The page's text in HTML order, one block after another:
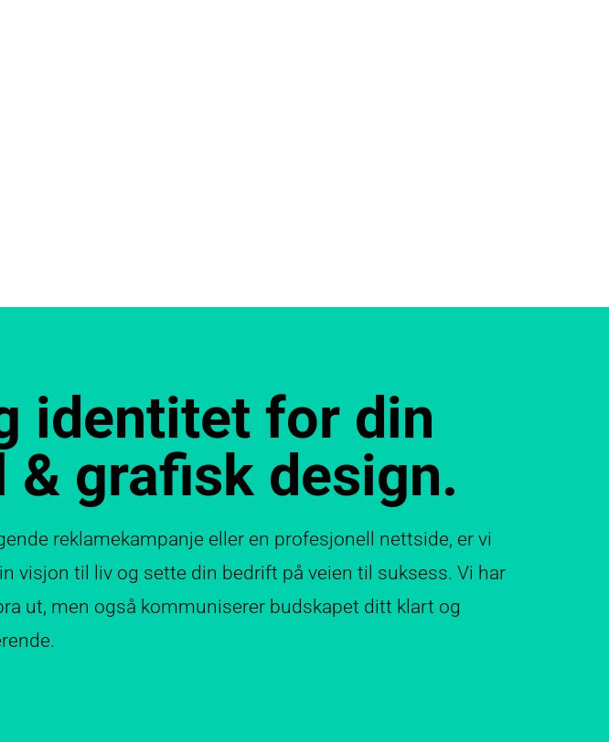
identitet for din
grafisk design.
reklamekampanje eller en profesjonell nettside, er vi
visjon til liv og sette din bedrift på veien til suksess. Vi har
ut, men også kommuniserer budskapet ditt klart og